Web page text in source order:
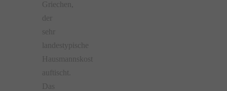
Griechen,
der
sehr
landestypische
Hausmannskost
auftischt.
Das